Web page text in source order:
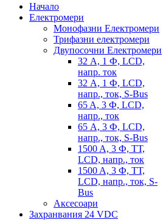
Начало
Електромери
Монофазни Електромери
Трифазни електромери
Двупосочни Електромери
32 А, 1 Ф, LCD,
напр. ток
32 А, 1 Ф, LCD,
напр., ток, S-Bus
65 A, 3 Ф, LCD,
напр., ток
65 А, 3 Ф, LCD,
напр., ток, S-Bus
1500 A, 3 Ф, ТТ,
LCD, напр., ток
1500 A, 3 Ф, ТТ,
LCD, напр., ток, S-
Bus
Аксесоари
Захранвания 24 VDC